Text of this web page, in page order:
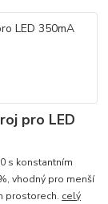
pro LED
s konstantním
vhodný pro menší
prostorech. celý